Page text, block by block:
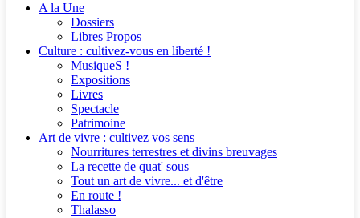
A la Une
Dossiers
Libres Propos
Culture : cultivez-vous en liberté !
MusiqueS !
Expositions
Livres
Spectacle
Patrimoine
Art de vivre : cultivez vos sens
Nourritures terrestres et divins breuvages
La recette de quat' sous
Tout un art de vivre... et d'être
En route !
Thalasso